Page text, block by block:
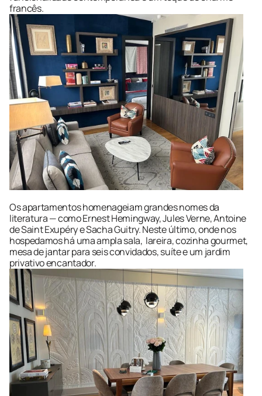
francês.
Os apartamentos homenageiam grandes nomes da
literatura — como Ernest Hemingway, Jules Verne, Antoine
de Saint Exupéry e Sacha Guitry. Neste último, onde nos
hospedamos há uma ampla sala,  lareira, cozinha gourmet,
mesa de jantar para seis convidados, suíte e um jardim
privativo encantador.